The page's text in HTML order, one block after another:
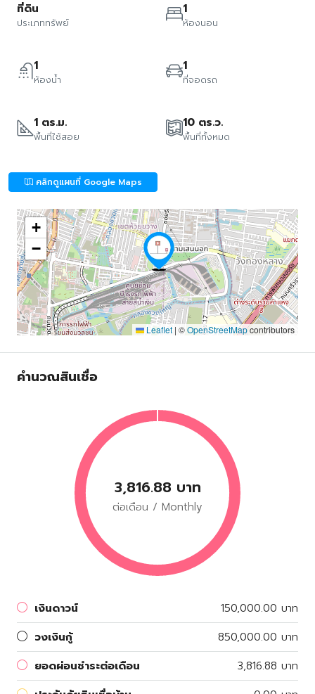
ที่ดิน
ประเภททรัพย์
1
ห้องนอน
1
ห้องน้ำ
1
ที่จอดรถ
1 ตร.ม.
พื้นที่ใช้สอย
10 ตร.ว.
พื้นที่ทั้งหมด
คลิกดูแผนที่ Google Maps
+
−
Leaflet | ©OpenStreetMapcontributors
คำนวณสินเชื่อ
3,816.88 บาท
ต่อเดือน / Monthly
เงินดาวน์
150,000.00 บาท
วงเงินกู้
850,000.00 บาท
ยอดผ่อนชำระต่อเดือน
3,816.88 บาท